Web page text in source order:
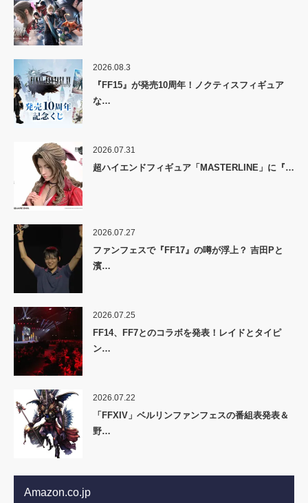
2026.08.3
『FF15』が発売10周年！ノクティスフィギュア
な…
2026.07.31
超ハイエンドフィギュア「MASTERLINE」に『…
2026.07.27
ファンフェスで『FF17』の噂が浮上？ 吉田Pと
濱…
2026.07.25
FF14、FF7とのコラボを発表！レイドとタイピ
ン…
2026.07.22
「FFXIV」ベルリンファンフェスの番組表発表＆
野…
Amazon.co.jp